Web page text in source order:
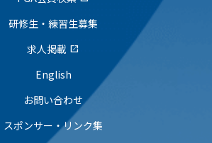
研修生・練習生募集
求人掲載 open_in_new
English
お問い合わせ
スポンサー・リンク集